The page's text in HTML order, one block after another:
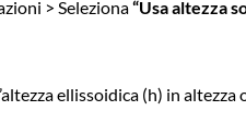
> Seleziona“Usa altezza
ellissoidica (h) in